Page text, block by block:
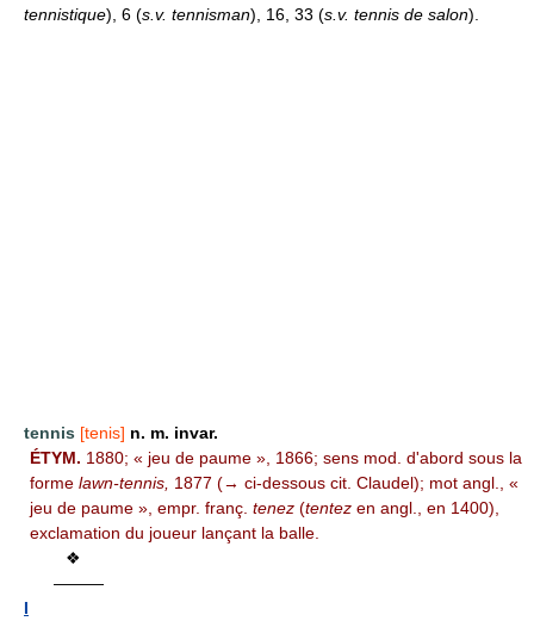
tennistique), 6 (s.v. tennisman), 16, 33 (s.v. tennis de salon).
tennis [tenis] n. m. invar.
ÉTYM. 1880; « jeu de paume », 1866; sens mod. d'abord sous la
forme lawn-tennis, 1877 (→ ci-dessous cit. Claudel); mot angl., «
jeu de paume », empr. franç. tenez (tentez en angl., en 1400),
exclamation du joueur lançant la balle.
❖
———
I